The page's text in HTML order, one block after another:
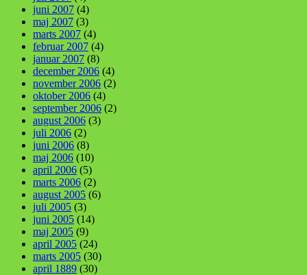
juni 2007 (4)
maj 2007 (3)
marts 2007 (4)
februar 2007 (4)
januar 2007 (8)
december 2006 (4)
november 2006 (2)
oktober 2006 (4)
september 2006 (2)
august 2006 (3)
juli 2006 (2)
juni 2006 (8)
maj 2006 (10)
april 2006 (5)
marts 2006 (2)
august 2005 (6)
juli 2005 (3)
juni 2005 (14)
maj 2005 (9)
april 2005 (24)
marts 2005 (30)
april 1889 (30)